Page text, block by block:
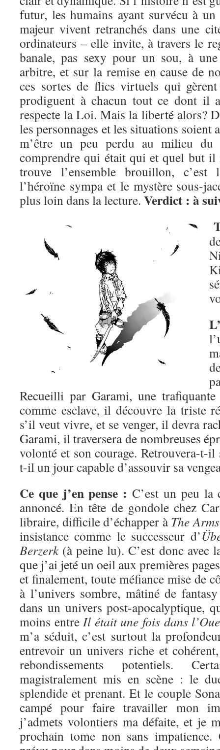
futur, les humains ayant survécu à un
majeur vivent retranchés dans une
ordinateurs – elle invite, à travers le
banale, pas sexy pour un sou, à
arbitre, et sur la remise en cause de
ces sortes de flics virtuels qui
prodiguent à chacun tout ce dont il
respecte la Loi. Mais la liberté alors?
les personnages et les situations soient
m’être un peu perdu au milieu du
comprendre qui était qui et quel but il
trouve l’ensemble brouillon,
l’héroïne sympa et le mystère sous-
plus loin dans la lecture. Verdict : à
Recueilli par Garami, une
comme esclave, il découvre la triste
s’il veut vivre, et se venger, il devra
Garami, il traversera de nombreuses
volonté et son courage. Retrouvera-t-il
t-il un jour capable d’assouvir sa
Ce que j’en pense : C’est un peu la
annoncé. En tête de gondole chez
libraire, difficile d’échapper àThe
insistance comme le successeur d’
Berzerk(à peine lu). C’est donc avec
que j’ai jeté un oeil aux premières
et finalement, toute méfiance mise de
à l’univers sombre, mâtiné de
dans un univers post-apocalyptique,
moins entreIl était une fois dans
m’a séduit, c’est surtout la
entrevoir un univers riche et
rebondissements potentiels.
magistralement mis en scène : le
splendide et prenant. Et le couple
campé pour faire travailler mon
j’admets volontiers ma défaite, et je
prochain tome non sans